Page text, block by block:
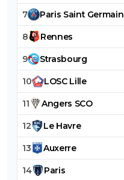
7 Paris Saint Germain
8 Rennes
9 Strasbourg
10 LOSC Lille
11 Angers SCO
12 Le Havre
13 Auxerre
14 Paris